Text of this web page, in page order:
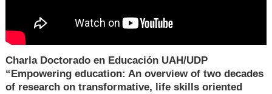
Charla Doctorado en Educación UAH/UDP
“Empowering education: An overview of two decades
of research on transformative, life skills oriented